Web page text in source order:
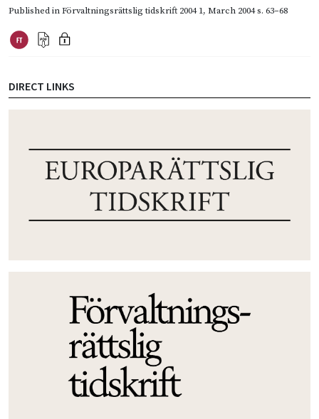
Published inFörvaltningsrättslig tidskrift 2004 1, March 2004s. 63–68
DIRECT LINKS